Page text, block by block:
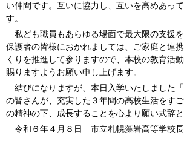
い仲間です。互いに協力し、互いを高めあっ
す。
私ども職員もあらゆる場面で最大限の支援を
保護者の皆様におかれましては、ご家庭と連
くりを推進して参りますので、本校の教育活
賜りますようお願い申し上げます。
結びになりますが、本日入学いたしました「
の皆さんが、充実した３年間の高校生活をすご
の精神の下、成長することを心より願い式辞と
令和６年４月８日 市立札幌藻岩高等学